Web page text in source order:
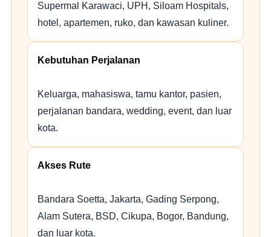
Supermal Karawaci, UPH, Siloam Hospitals,
hotel, apartemen, ruko, dan kawasan kuliner.
Kebutuhan Perjalanan
Keluarga, mahasiswa, tamu kantor, pasien,
perjalanan bandara, wedding, event, dan luar
kota.
Akses Rute
Bandara Soetta, Jakarta, Gading Serpong,
Alam Sutera, BSD, Cikupa, Bogor, Bandung,
dan luar kota.